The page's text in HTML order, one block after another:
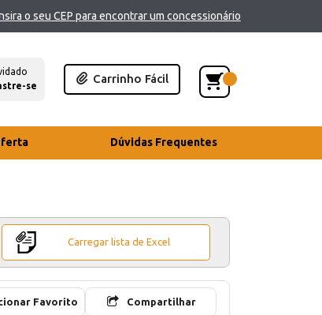
o seu CEP para encontrar um concessionário
se
Carrinho Fácil
Dúvidas Frequentes
Carregar lista de Excel
Favorito Compartilhar